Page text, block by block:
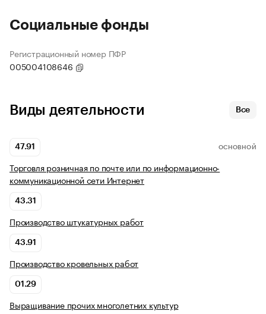
Социальные фонды
Регистрационный номер ПФР
005004108646
Виды деятельности Все
47.91 ОСНОВНОЙ
Торговля розничная по почте или по информационно-
коммуникационной сети Интернет
43.31
Производство штукатурных работ
43.91
Производство кровельных работ
01.29
Выращивание прочих многолетних культур